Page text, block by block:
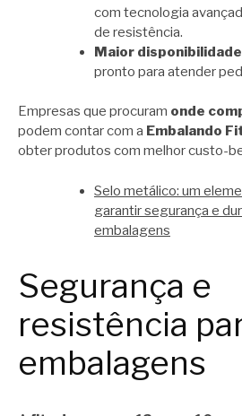
com tecnologia
de resistência.
Maior disponibilidade
pronto para atender
Empresas que procuram onde
podem contar com a Embalando
obter produtos com melhor custo-
Selo metálico: um
garantir segurança e
embalagens
Segurança e
resistência
embalagens